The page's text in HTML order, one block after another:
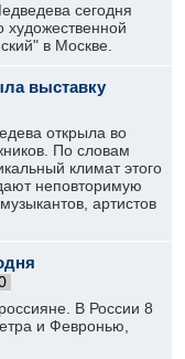
сегодня
художественной
в Москве.
выставку
открыла во
По словам
климат этого
неповторимую
артистов
В России 8
и Февронью,